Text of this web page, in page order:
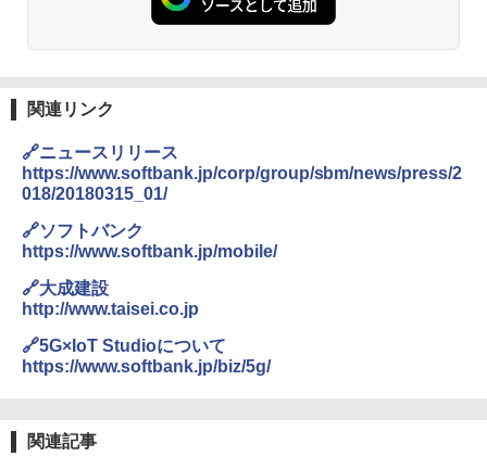
関連リンク
🔗ニュースリリース
https://www.softbank.jp/corp/group/sbm/news/press/2
018/20180315_01/
🔗ソフトバンク
https://www.softbank.jp/mobile/
🔗大成建設
http://www.taisei.co.jp
🔗5G×IoT Studioについて
https://www.softbank.jp/biz/5g/
関連記事